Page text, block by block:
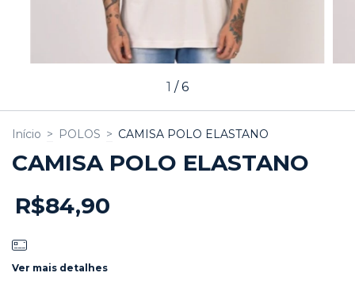
1 /6
Início > POLOS > CAMISA POLO ELASTANO
CAMISA POLO ELASTANO
R$84,90
Ver mais detalhes